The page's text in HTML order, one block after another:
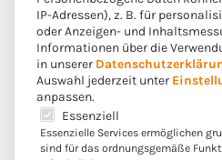
Wahrheitsgehalt der
kann nur durch explizites
überprüft werden. Quellen
der Antworten herangezogen
nicht angegeben. Außerdem
dieselbe Frage nicht immer
Antworten waren inhaltlich
IP-Adressen), z. B. für
oder Anzeigen- und
Informationen über die
in unserer
Auswahl jederzeit unter
anpassen.
Es folgt eine Liste der
Essenziell
Essenzielle Services ermöglichen
sind für das ordnungsgemäße